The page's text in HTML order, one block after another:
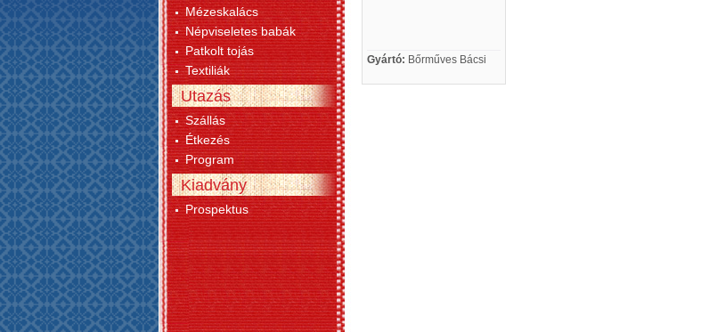
Mézeskalács
Népviseletes babák
Patkolt tojás
Textiliák
Utazás
Szállás
Étkezés
Program
Kiadvány
Prospektus
Gyártó: Bőrműves Bácsi